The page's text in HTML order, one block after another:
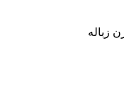
مخزن زباله